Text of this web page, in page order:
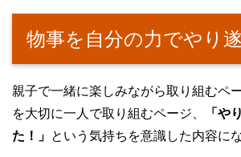
物事を自分の力でやり
親子で一緒に楽しみながら取り組むペ
を大切に一人で取り組むページ、
「や
た！」 という気持ちを意識した内容に